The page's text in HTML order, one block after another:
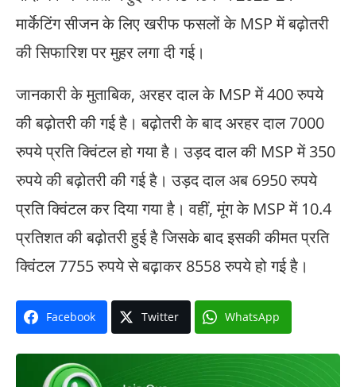
मार्केटिंग सीजन के लिए खरीफ फसलों के MSP में बढ़ोतरी
की सिफारिश पर मुहर लगा दी गई।
जानकारी के मुताबिक, अरहर दाल के MSP में 400 रुपये
की बढ़ोतरी की गई है। बढ़ोतरी के बाद अरहर दाल 7000
रुपये प्रति क्विंटल हो गया है। उड़द दाल की MSP में 350
रुपये की बढ़ोतरी की गई है। उड़द दाल अब 6950 रुपये
प्रति क्विंटल कर दिया गया है। वहीं, मूंग के MSP में 10.4
प्रतिशत की बढ़ोतरी हुई है जिसके बाद इसकी कीमत प्रति
क्विंटल 7755 रुपये से बढ़ाकर 8558 रुपये हो गई है।
Facebook Twitter WhatsApp